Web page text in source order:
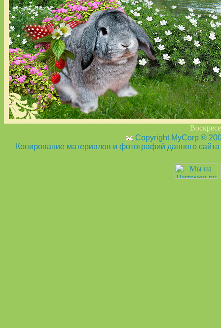
Copyright MyCorp ©
Копирование материалов и фотографий данного